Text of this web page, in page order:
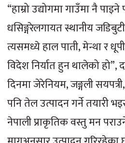
“हाम्रो उद्योगमा गाउँमा नै पाइने
धसिङ्गरेलगायत स्थानीय
त्यसमध्ये हाल पाती, मेन्था र
विदेश निर्यात हुन थालेको
दिनमा जेरेनियम, जङ्गली
पनि तेल उत्पादन गर्ने तयारी
नेपाली प्राकृतिक वस्तु मन